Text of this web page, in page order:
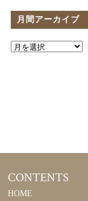
月間アーカイブ
CONTENTS
HOME